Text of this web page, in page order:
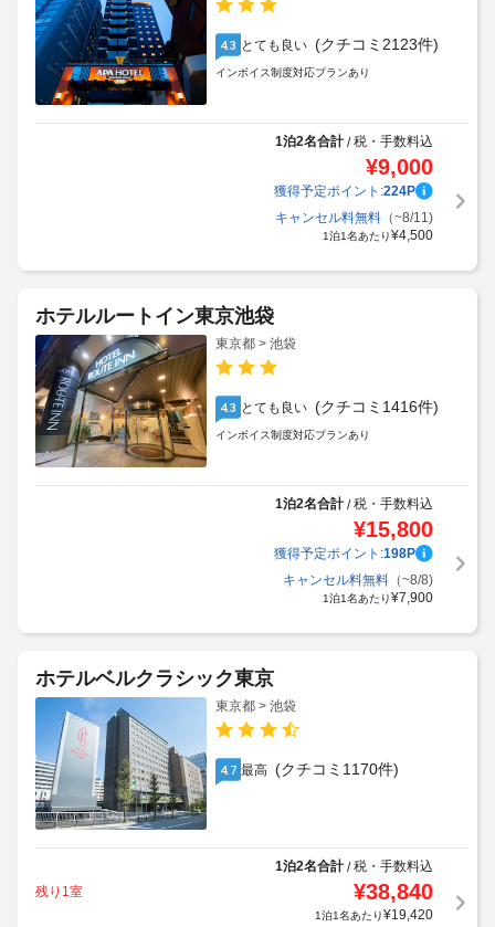
4.3 とても良い (クチコミ2123件)
インボイス制度対応プランあり
1泊2名合計/税・手数料込
¥9,000
獲得予定ポイント:224P
キャンセル料無料（~8/11)
1泊1名あたり¥4,500
ホテルルートイン東京池袋
東京都 > 池袋
4.3 とても良い (クチコミ1416件)
インボイス制度対応プランあり
1泊2名合計/税・手数料込
¥15,800
獲得予定ポイント:198P
キャンセル料無料（~8/8)
1泊1名あたり¥7,900
ホテルベルクラシック東京
東京都 > 池袋
4.7 最高 (クチコミ1170件)
1泊2名合計/税・手数料込
残り1室
¥38,840
1泊1名あたり¥19,420